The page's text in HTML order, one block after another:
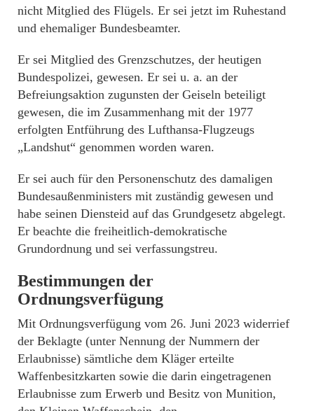
nicht Mitglied des Flügels. Er sei jetzt im Ruhestand
und ehemaliger Bundesbeamter.
Er sei Mitglied des Grenzschutzes, der heutigen
Bundespolizei, gewesen. Er sei u. a. an der
Befreiungsaktion zugunsten der Geiseln beteiligt
gewesen, die im Zusammenhang mit der 1977
erfolgten Entführung des Lufthansa-Flugzeugs
„Landshut“ genommen worden waren.
Er sei auch für den Personenschutz des damaligen
Bundesaußenministers mit zuständig gewesen und
habe seinen Diensteid auf das Grundgesetz abgelegt.
Er beachte die freiheitlich-demokratische
Grundordnung und sei verfassungstreu.
Bestimmungen der
Ordnungsverfügung
Mit Ordnungsverfügung vom 26. Juni 2023 widerrief
der Beklagte (unter Nennung der Nummern der
Erlaubnisse) sämtliche dem Kläger erteilte
Waffenbesitzkarten sowie die darin eingetragenen
Erlaubnisse zum Erwerb und Besitz von Munition,